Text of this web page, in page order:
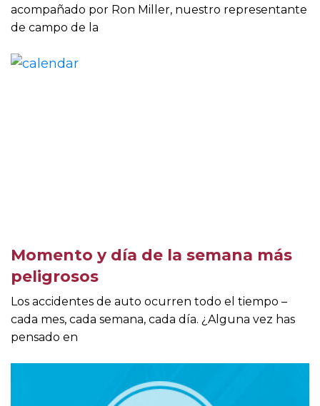
acompañado por Ron Miller, nuestro representante
de campo de la
Momento y día de la semana más
peligrosos
Los accidentes de auto ocurren todo el tiempo –
cada mes, cada semana, cada día. ¿Alguna vez has
pensado en